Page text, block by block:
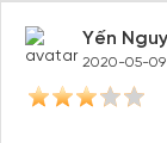
Yến
2020-05-09